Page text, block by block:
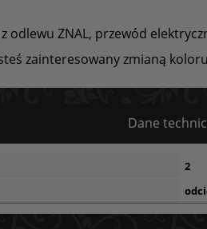
odlewu ZNAL, przewód
zainteresowany zmianą
Dane
2